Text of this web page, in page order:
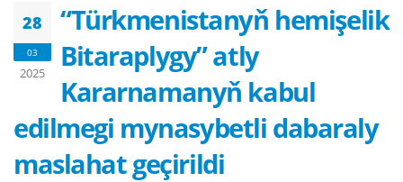
28
03
2025
“Türkmenistanyň hemişelik
Bitaraplygy” atly
Kararnamanyň kabul
edilmegi mynasybetli dabaraly
maslahat geçirildi